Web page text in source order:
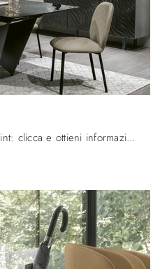
Specchiera Altea di Target Point: clicca e ottieni informazioni sui Complementi e specchi design in vetro del noto e conosciuto marchio!